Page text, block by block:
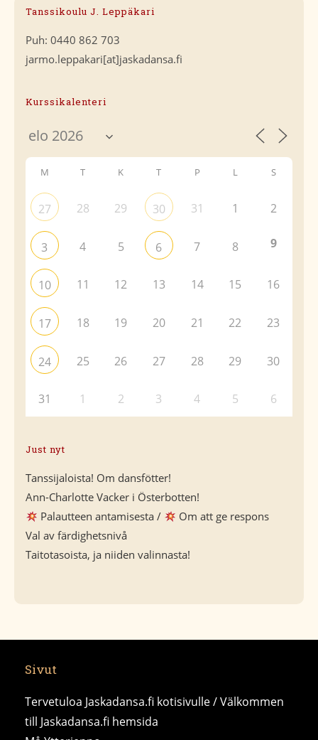
Tanssikoulu J. Leppäkari
Puh: 0440 862 703
jarmo.leppakari[at]jaskadansa.fi
Kurssikalenteri
M T K T P L S
27 28 29 30 31 1 2
3 4 5 6 7 8 9
10 11 12 13 14 15 16
17 18 19 20 21 22 23
24 25 26 27 28 29 30
31 1 2 3 4 5 6
Just nyt
Tanssijaloista! Om dansfötter!
Ann-Charlotte Vacker i Österbotten!
Palautteen antamisesta /
Om att ge respons
Val av färdighetsnivå
Taitotasoista, ja niiden valinnasta!
Sivut
Tervetuloa Jaskadansa.fi kotisivulle / Välkommen
till Jaskadansa.fi hemsida